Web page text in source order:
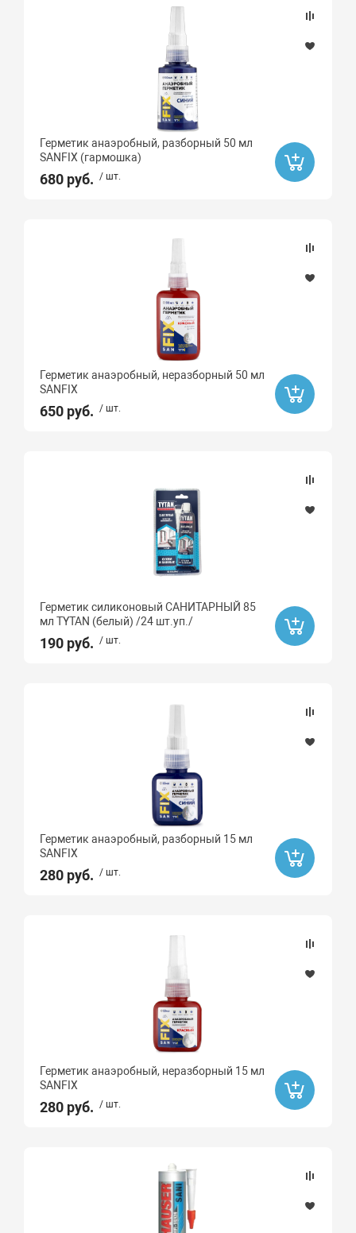
Герметик анаэробный, разборный 50 мл
SANFIX (гармошка)
680 руб. / шт.
Герметик анаэробный, неразборный 50 мл
SANFIX
650 руб. / шт.
Герметик силиконовый САНИТАРНЫЙ 85
мл TYTAN (белый) /24 шт.уп./
190 руб. / шт.
Герметик анаэробный, разборный 15 мл
SANFIX
280 руб. / шт.
Герметик анаэробный, неразборный 15 мл
SANFIX
280 руб. / шт.